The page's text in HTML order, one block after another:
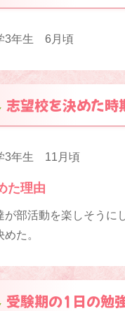
3年生 6月頃
志望校を決めた時
3年生 11月頃
た理由
が部活動を楽しそうに
めた。
受験期の1日の勉